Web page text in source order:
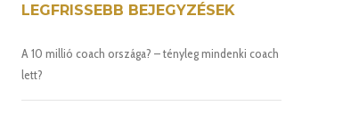
LEGFRISSEBB BEJEGYZÉSEK
A 10 millió coach országa? – tényleg mindenki coach
lett?